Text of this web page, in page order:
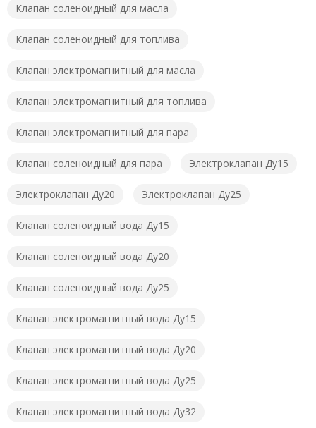
Клапан соленоидный для масла
Клапан соленоидный для топлива
Клапан электромагнитный для масла
Клапан электромагнитный для топлива
Клапан электромагнитный для пара
Клапан соленоидный для пара Электроклапан Ду15
Электроклапан Ду20 Электроклапан Ду25
Клапан соленоидный вода Ду15
Клапан соленоидный вода Ду20
Клапан соленоидный вода Ду25
Клапан электромагнитный вода Ду15
Клапан электромагнитный вода Ду20
Клапан электромагнитный вода Ду25
Клапан электромагнитный вода Ду32